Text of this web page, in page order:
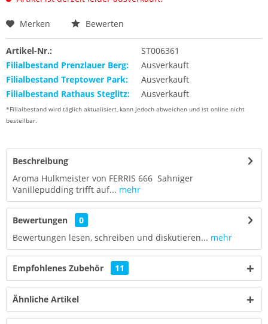
Merken Bewerten
Artikel-Nr.:
ST006361
Filialbestand Prenzlauer Berg:
Ausverkauft
Filialbestand Treptower Park:
Ausverkauft
Filialbestand Rathaus Steglitz:
Ausverkauft
*Filialbestand wird täglich aktualisiert, kann jedoch abweichen und ist online nicht
bestellbar.
Beschreibung
Aroma Hulkmeister von FERRIS 666 Sahniger
Vanillepudding trifft auf... mehr
Bewertungen
0
Bewertungen lesen, schreiben und diskutieren... mehr
Empfohlenes Zubehör 11
Ähnliche Artikel